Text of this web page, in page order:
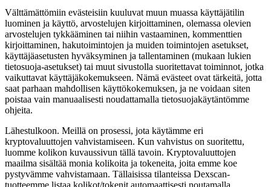
Välttämättömiin evästeisiin kuuluvat muun muassa käyttäjätilin
luominen ja käyttö, arvostelujen kirjoittaminen, olemassa olevien
arvostelujen tykkääminen tai niihin vastaaminen, kommenttien
kirjoittaminen, hakutoimintojen ja muiden toimintojen asetukset,
käyttäjäasetusten hyväksyminen ja tallentaminen (mukaan lukien
tietosuoja-asetukset) tai muut sivustolla suoritettavat toiminnot, jotka
vaikuttavat käyttäjäkokemukseen. Nämä evästeet ovat tärkeitä, jotta
saat parhaan mahdollisen käyttökokemuksen, ja ne voidaan siten
poistaa vain manuaalisesti noudattamalla tietosuojakäytäntömme
ohjeita.
Lähestulkoon. Meillä on prosessi, jota käytämme eri
kryptovaluuttojen vahvistamiseen. Kun vahvistus on suoritettu,
luomme kolikon kuvaussivun tällä tavoin. Kryptovaluuttojen
maailma sisältää monia kolikoita ja tokeneita, joita emme koe
pystyvämme vahvistamaan. Tällaisissa tilanteissa Dexscan-
tuotteemme listaa kolikot/tokenit automaattisesti noutamalla